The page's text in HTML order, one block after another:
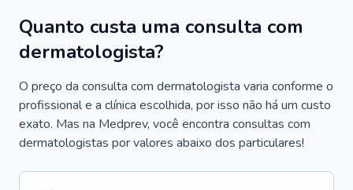
Quanto custa uma consulta com
dermatologista?
O preço da consulta com dermatologista varia conforme o
profissional e a clínica escolhida, por isso não há um custo
exato. Mas na Medprev, você encontra consultas com
dermatologistas por valores abaixo dos particulares!